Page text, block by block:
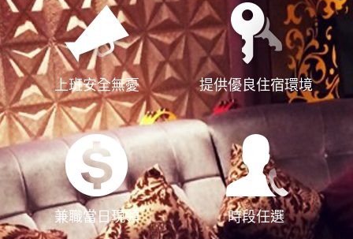
上班安全無憂 提供優良住宿環境
兼職當日現領 時段任選